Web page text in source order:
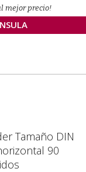
mejor precio!
Tamaño DIN
90